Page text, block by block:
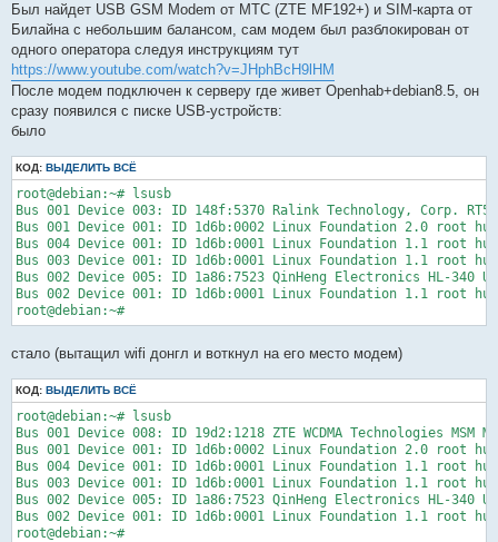
и
е
Был найдет USB GSM Modem от МТС (ZTE MF192+) и SIM-карта от
Билайна с небольшим балансом, сам модем был разблокирован от
одного оператора следуя инструкциям тут
https://www.youtube.com/watch?v=JHphBcH9lHM
После модем подключен к серверу где живет Openhab+debian8.5, он
сразу появился с писке USB-устройств:
было
КОД: ВЫДЕЛИТЬ ВСЁ
root@debian:~# lsusb
Bus 001 Device 003: ID 148f:5370 Ralink Technology, Corp.
Bus 001 Device 001: ID 1d6b:0002 Linux Foundation 2.0 root hub
Bus 004 Device 001: ID 1d6b:0001 Linux Foundation 1.1 root hub
Bus 003 Device 001: ID 1d6b:0001 Linux Foundation 1.1 root hub
Bus 002 Device 005: ID 1a86:7523 QinHeng Electronics HL-340
Bus 002 Device 001: ID 1d6b:0001 Linux Foundation 1.1 root hub
стало (вытащил wifi донгл и воткнул на его место модем)
КОД: ВЫДЕЛИТЬ ВСЁ
root@debian:~# lsusb
Bus 001 Device 008: ID 19d2:1218 ZTE WCDMA Technologies MSM
Bus 001 Device 001: ID 1d6b:0002 Linux Foundation 2.0 root hub
Bus 004 Device 001: ID 1d6b:0001 Linux Foundation 1.1 root hub
Bus 003 Device 001: ID 1d6b:0001 Linux Foundation 1.1 root hub
Bus 002 Device 005: ID 1a86:7523 QinHeng Electronics HL-340
Bus 002 Device 001: ID 1d6b:0001 Linux Foundation 1.1 root hub
root@debian:~#